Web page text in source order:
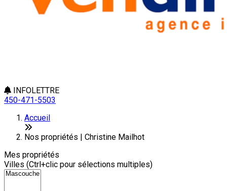
INFOLETTRE
450-471-5503
+
−
Accueil
Nos propriétés | Christine Mailhot
Mes propriétés
Villes (Ctrl+clic pour sélections multiples)